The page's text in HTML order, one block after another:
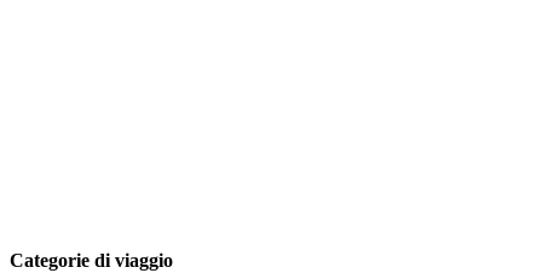
Categorie di viaggio